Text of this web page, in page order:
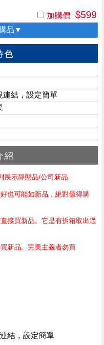
加購價 $599
品▼
色
連結，設定簡單
紹
展示靜態品/公司新品
也可能如新品，絶對值得購
接買新品。它是有拆箱取出過
新品。完美主義者勿買
結，設定簡單